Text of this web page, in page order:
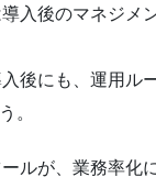
入後のマネジメ
後にも、運用ル
。
ルが、業務率化